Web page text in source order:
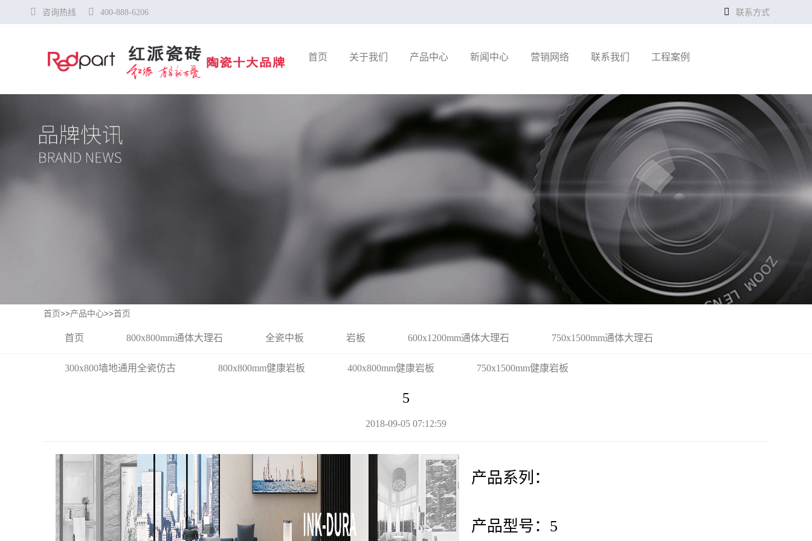
咨询热线 400-888-6206 联系方式
首页 关于我们 产品中心 新闻中心 营销网络 联系我们 工程案例
首页>>产品中心>>首页
首页 800x800mm通体大理石 全瓷中板 岩板 600x1200mm通体大理石 750x1500mm通体大理石
300x800墙地通用全瓷仿古 800x800mm健康岩板 400x800mm健康岩板 750x1500mm健康岩板
5
2018-09-05 07:12:59
产品系列：
产品型号：5